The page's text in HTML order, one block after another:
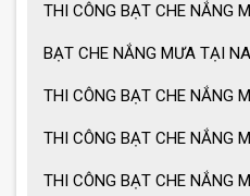
NHẤT 2021
THI CÔNG BẠT CHE NẮNG
BẠT CHE NẮNG MƯA TẠI
THI CÔNG BẠT CHE NẮNG
THI CÔNG BẠT CHE NẮNG
THI CÔNG BẠT CHE NẮNG